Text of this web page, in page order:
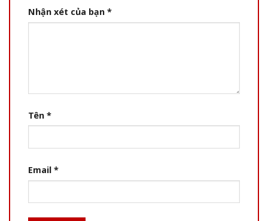
Nhận xét của bạn *
Tên *
Email *